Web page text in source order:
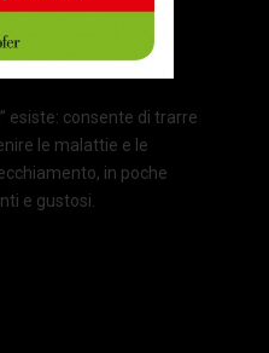
esiste: consente di trarre
le malattie e le
in poche
e gustosi.